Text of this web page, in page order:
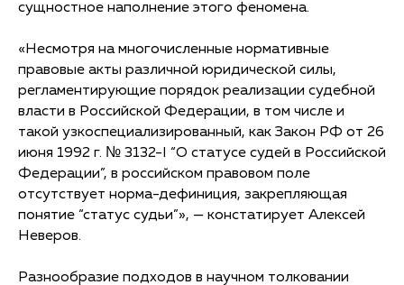
сущностное наполнение этого феномена.
«Несмотря на многочисленные нормативные
правовые акты различной юридической силы,
регламентирующие порядок реализации судебной
власти в Российской Федерации, в том числе и
такой узкоспециализированный, как Закон РФ от 26
июня 1992 г. № 3132-I “О статусе судей в Российской
Федерации”, в российском правовом поле
отсутствует норма-дефиниция, закрепляющая
понятие “статус судьи”», — констатирует Алексей
Неверов.
Разнообразие подходов в научном толковании